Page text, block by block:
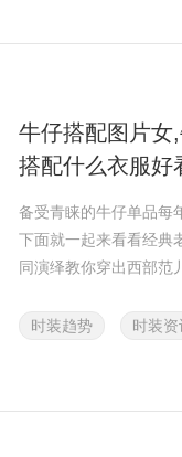
牛仔搭配图片女
搭配什么衣服好
备受青睐的牛仔单品每
下面就一起来看看经典
同演绎教你穿出西部范
时装趋势 时装资